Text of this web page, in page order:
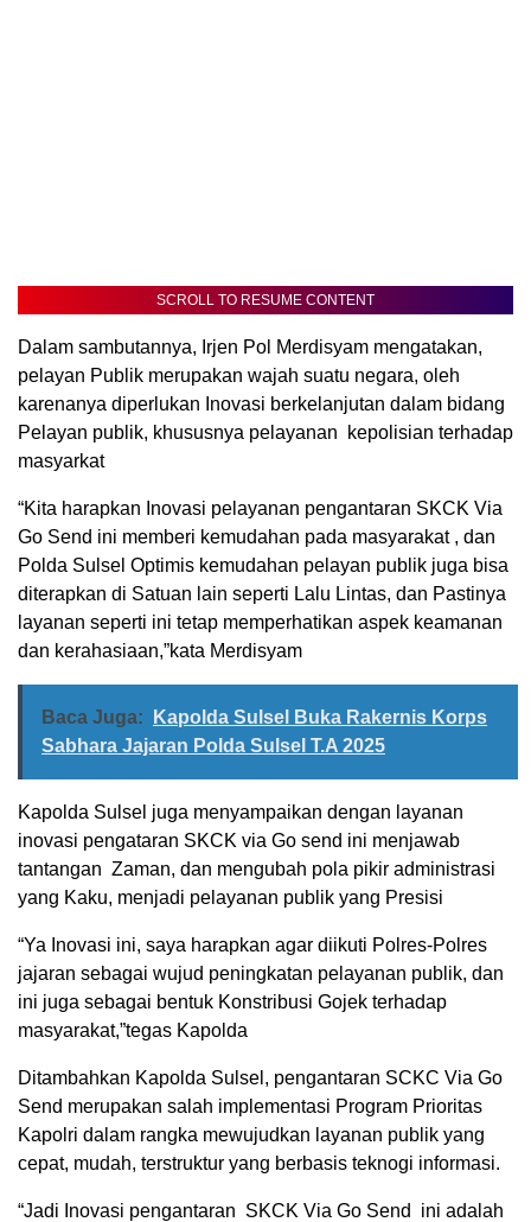
SCROLL TO RESUME CONTENT
Dalam sambutannya, Irjen Pol Merdisyam mengatakan,
pelayan Publik merupakan wajah suatu negara, oleh
karenanya diperlukan Inovasi berkelanjutan dalam bidang
Pelayan publik, khususnya pelayanan kepolisian terhadap
masyarkat
“Kita harapkan Inovasi pelayanan pengantaran SKCK Via
Go Send ini memberi kemudahan pada masyarakat , dan
Polda Sulsel Optimis kemudahan pelayan publik juga bisa
diterapkan di Satuan lain seperti Lalu Lintas, dan Pastinya
layanan seperti ini tetap memperhatikan aspek keamanan
dan kerahasiaan,”kata Merdisyam
Baca Juga:
Kapolda Sulsel Buka Rakernis Korps
Sabhara Jajaran Polda Sulsel T.A 2025
Kapolda Sulsel juga menyampaikan dengan layanan
inovasi pengataran SKCK via Go send ini menjawab
tantangan Zaman, dan mengubah pola pikir administrasi
yang Kaku, menjadi pelayanan publik yang Presisi
“Ya Inovasi ini, saya harapkan agar diikuti Polres-Polres
jajaran sebagai wujud peningkatan pelayanan publik, dan
ini juga sebagai bentuk Konstribusi Gojek terhadap
masyarakat,”tegas Kapolda
Ditambahkan Kapolda Sulsel, pengantaran SCKC Via Go
Send merupakan salah implementasi Program Prioritas
Kapolri dalam rangka mewujudkan layanan publik yang
cepat, mudah, terstruktur yang berbasis teknogi informasi.
“Jadi Inovasi pengantaran SKCK Via Go Send ini adalah